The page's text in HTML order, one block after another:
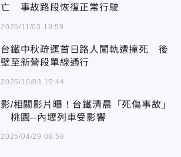
亡 事故路段恢復正常行駛
2025/11/03 19:59
台鐵中秋疏運首日路人闖軌遭撞死 後
壁至新營段單線通行
2025/10/03 15:44
影/相關影片曝！台鐵清晨「死傷事故」
桃園─內壢列車受影響
2025/04/29 08:58